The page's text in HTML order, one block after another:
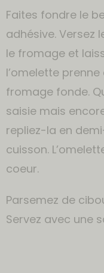
Faites fondre le
adhésive. Versez
le fromage et
l’omelette
fromage fonde.
saisie mais
repliez-la en
cuisson.
coeur.
Parsemez de
Servez avec une